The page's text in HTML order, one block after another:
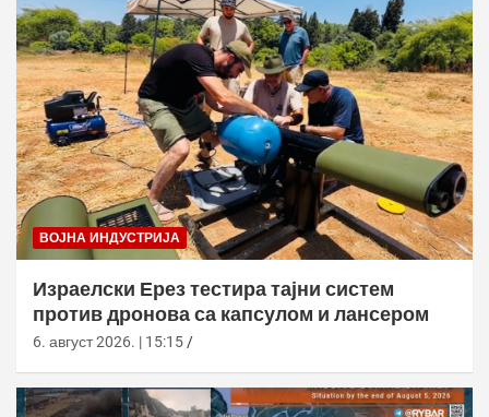
ВОЈНА ИНДУСТРИЈА
Израелски Ерез тестира тајни систем
против дронова са капсулом и лансером
6. август 2026. | 15:15